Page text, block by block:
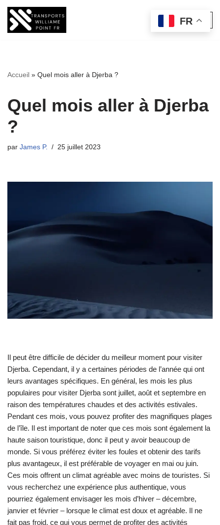
Aller
Accueil » Quel mois aller à Djerba ?
Quel mois aller à Djerba
?
par James P. 25 juillet 2023
Il peut être difficile de décider du meilleur moment pour visiter
Djerba. Cependant, il y a certaines périodes de l’année qui ont
leurs avantages spécifiques. En général, les mois les plus
populaires pour visiter Djerba sont juillet, août et septembre en
raison des températures chaudes et des activités estivales.
Pendant ces mois, vous pouvez profiter des magnifiques plages
de l’île. Il est important de noter que ces mois sont également la
haute saison touristique, donc il peut y avoir beaucoup de
monde. Si vous préférez éviter les foules et obtenir des tarifs
plus avantageux, il est préférable de voyager en mai ou juin.
Ces mois offrent un climat agréable avec moins de touristes. Si
vous recherchez une expérience plus authentique, vous
pourriez également envisager les mois d’hiver – décembre,
janvier et février – lorsque le climat est doux et agréable. Il ne
fait pas froid, ce qui vous permet de profiter des activités
FR